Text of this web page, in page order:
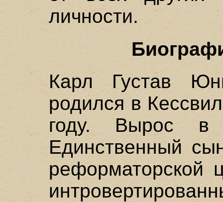
личности.
Карл Густав
родился в
году. Вырос в
Единственный
реформаторской